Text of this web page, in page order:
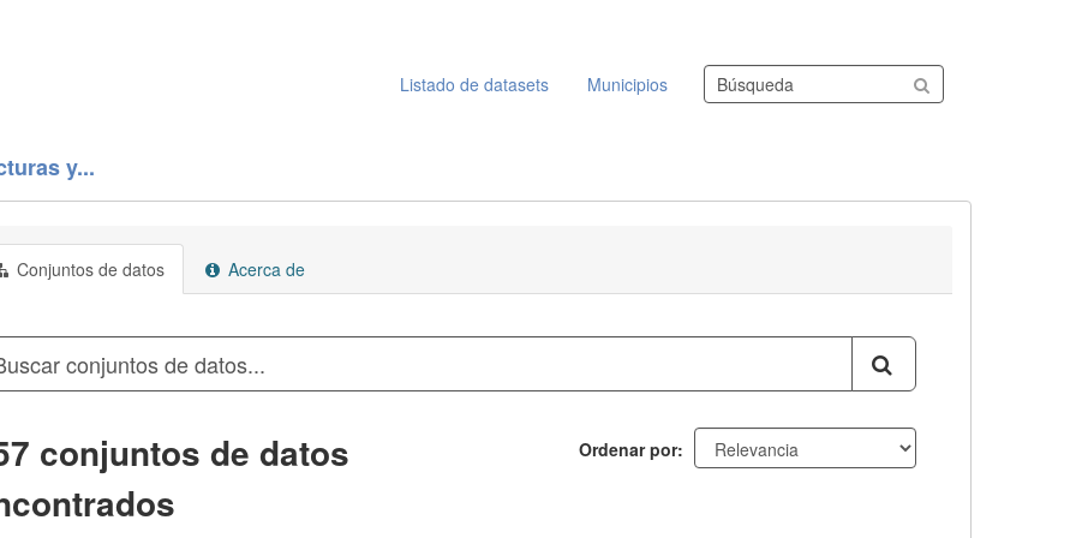
Listado de datasets
Municipios Buscar conjuntos de datos
y...
Conjuntos de datos Acerca de
Ordenar por
conjuntos de datos